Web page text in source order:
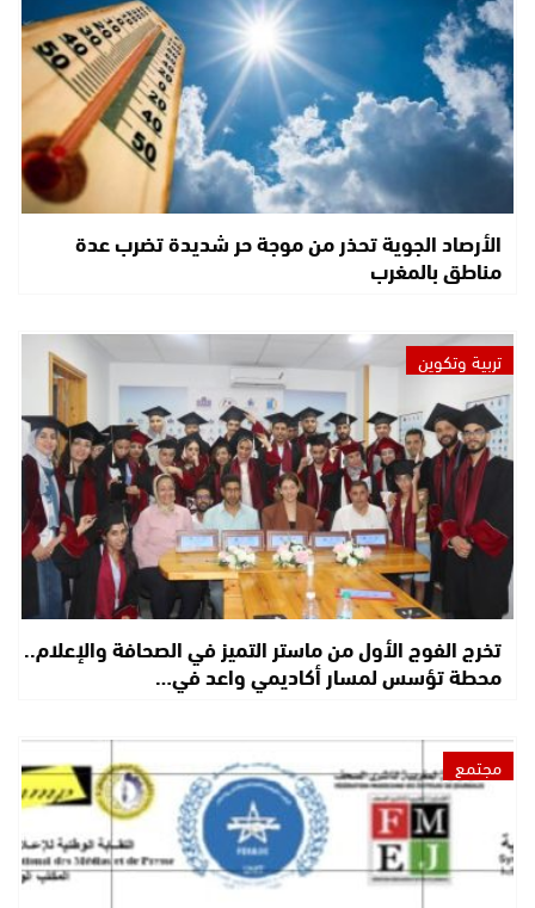
الأرصاد الجوية تحذر من موجة حر شديدة تضرب عدة
مناطق بالمغرب
تربية وتكوين
تخرج الفوج الأول من ماستر التميز في الصحافة والإعلام..
محطة تؤسس لمسار أكاديمي واعد في…
مجتمع